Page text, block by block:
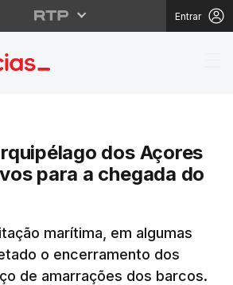
Entrar
o
dos Açores
para a chegada do
marítima, em algumas
o encerramento dos
de amarrações dos barcos.